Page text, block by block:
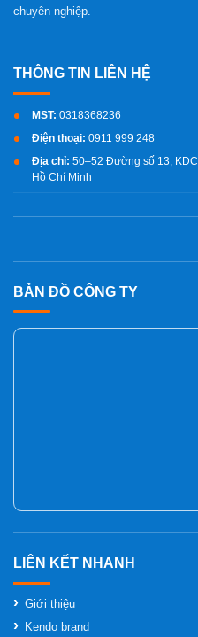
BẢN ĐỒ CÔNG TY
Giới thiệu
Kendo brand
chuyên nghiệp.
MST: 0318368236
Điện thoại: 0911 999 248
Địa chỉ: 50–52 Đường số 13,
Hồ Chí Minh